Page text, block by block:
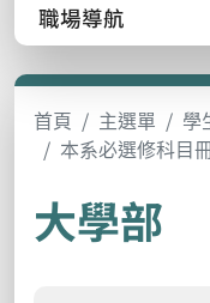
職場導航
首頁 主選單 學
本系必選修科目
大學部